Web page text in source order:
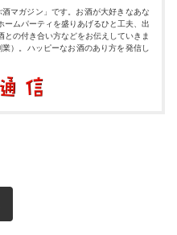
マガジン」です。お酒が大好きなあな
ムパーティを盛りあげるひと工夫、出
の付き合い方などをお伝えしていきま
）。ハッピーなお酒のあり方を発信し